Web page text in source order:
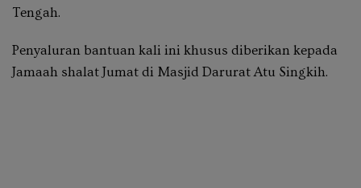
Tengah.
Penyaluran bantuan kali ini khusus diberikan kepada
Jamaah shalat Jumat di Masjid Darurat Atu Singkih.